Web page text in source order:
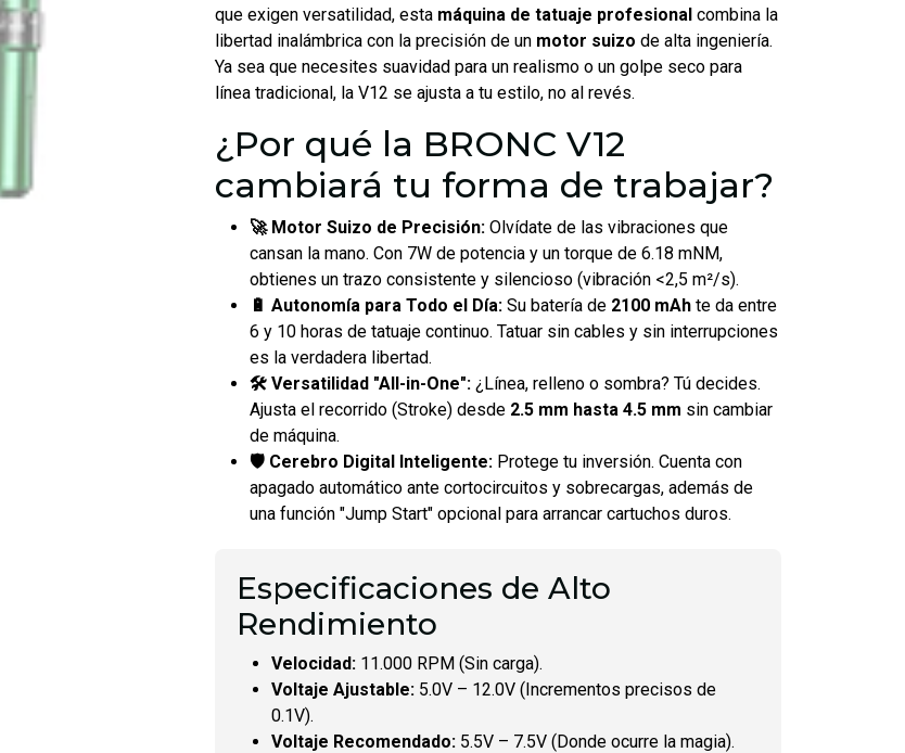
que exigen versatilidad, esta máquina de tatuaje profesional combina la
libertad inalámbrica con la precisión de un motor suizo de alta ingeniería.
Ya sea que necesites suavidad para un realismo o un golpe seco para
línea tradicional, la V12 se ajusta a tu estilo, no al revés.
¿Por qué la BRONC V12
cambiará tu forma de trabajar?
🚀 Motor Suizo de Precisión: Olvídate de las vibraciones que
cansan la mano. Con 7W de potencia y un torque de 6.18 mNM,
obtienes un trazo consistente y silencioso (vibración <2,5 m²/s).
🔋 Autonomía para Todo el Día: Su batería de 2100 mAh te da entre
6 y 10 horas de tatuaje continuo. Tatuar sin cables y sin interrupciones
es la verdadera libertad.
🛠️ Versatilidad "All-in-One": ¿Línea, relleno o sombra? Tú decides.
Ajusta el recorrido (Stroke) desde 2.5 mm hasta 4.5 mm sin cambiar
de máquina.
🛡️ Cerebro Digital Inteligente: Protege tu inversión. Cuenta con
apagado automático ante cortocircuitos y sobrecargas, además de
una función "Jump Start" opcional para arrancar cartuchos duros.
Especificaciones de Alto
Rendimiento
Velocidad: 11.000 RPM (Sin carga).
Voltaje Ajustable: 5.0V – 12.0V (Incrementos precisos de
0.1V).
Voltaje Recomendado: 5.5V – 7.5V (Donde ocurre la magia).